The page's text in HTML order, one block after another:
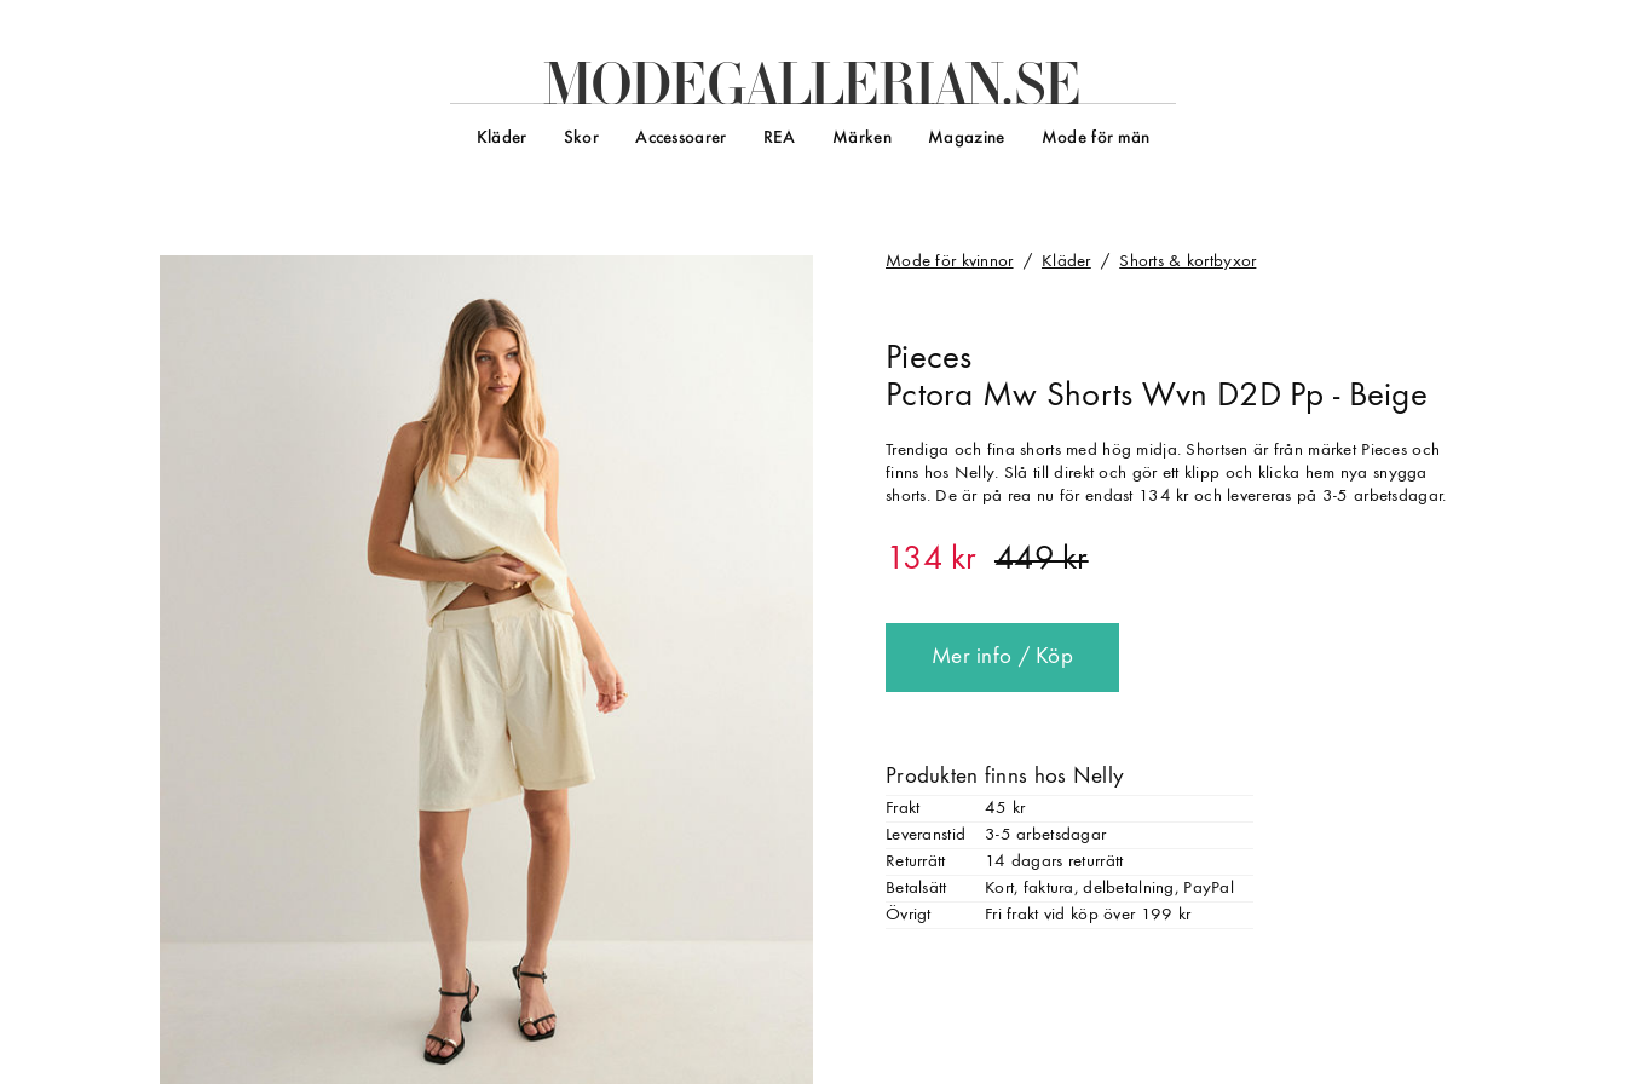
MODEGALLERIAN.SE
Kläder Skor Accessoarer REA Märken Magazine Mode för män
Mode för kvinnor Kläder Shorts & kortbyxor
Pieces
Pctora Mw Shorts Wvn D2D Pp - Beige
Trendiga och fina shorts med hög midja. Shortsen är från märket Pieces och
finns hos Nelly. Slå till direkt och gör ett klipp och klicka hem nya snygga
shorts. De är på rea nu för endast 134 kr och levereras på 3-5 arbetsdagar.
134 kr
Mer info / Köp
Produkten finns hos Nelly
Frakt
45 kr
Leveranstid
3-5 arbetsdagar
Returrätt
14 dagars returrätt
Betalsätt
Kort, faktura, delbetalning, PayPal
Övrigt
Fri frakt vid köp över 199 kr